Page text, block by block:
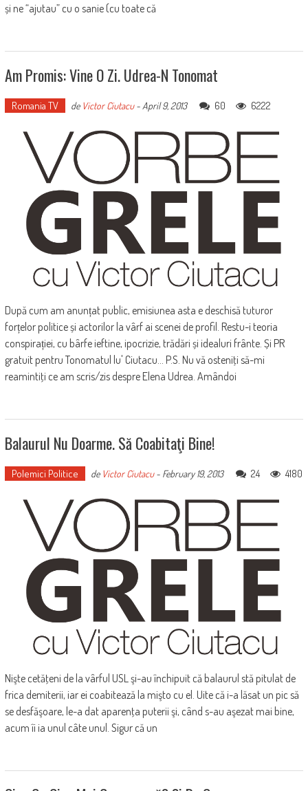
și ne “ajutau” cu o sanie (cu toate că
Am Promis: Vine O Zi. Udrea-N Tonomat
Romania TV de Victor Ciutacu-April 9, 2013 60 6222
După cum am anunțat public, emisiunea asta e deschisă tuturor
forțelor politice și actorilor la vârf ai scenei de profil. Restu-i teoria
conspirației, cu bârfe ieftine, ipocrizie, trădări și idealuri frânte. Și PR
gratuit pentru Tonomatul lu' Ciutacu... P.S. Nu vă osteniţi să-mi
reamintiţi ce am scris/zis despre Elena Udrea. Amândoi
Balaurul Nu Doarme. Să Coabitaţi Bine!
Polemici Politice de Victor Ciutacu- February 19, 2013 24 4180
Nişte cetăţeni de la vârful USL şi-au închipuit că balaurul stă pitulat de
frica demiterii, iar ei coabitează la mişto cu el. Uite că i-a lăsat un pic să
se desfăşoare, le-a dat aparenţa puterii şi, când s-au aşezat mai bine,
acum îi ia unul câte unul. Sigur că un